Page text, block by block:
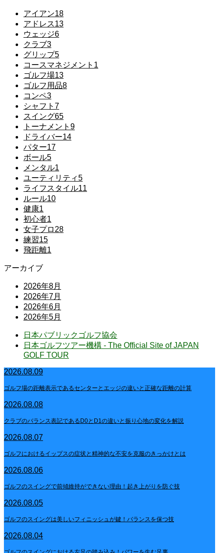
アイアン18
アドレス13
ウェッジ6
クラブ3
グリップ5
コースマネジメント 1
ゴルフ場13
ゴルフ用品8
コンペ3
シャフト 7
スイング65
トーナメント 9
ドライバー14
パター17
ボール5
メンタル1
ユーティリティ5
ライフスタイル11
ルール10
健康1
初心者1
女子プロ 28
練習15
飛距離1
アーカイブ
2026年8月
2026年7月
2026年6月
2026年5月
日本パブリックゴルフ協会
日本ゴルフツアー機構 - The Official Site of JAPAN
GOLF TOUR
2026.08.09
ゴルフ場の距離表示であるセンターとエッジの違いと正確な距離の計算
2026.08.08
クラブのバランス表記であるD0とD1の違いと振り心地の変化を解説
2026.08.07
ゴルフにおけるイップスの症状と精神的な不安を克服のきっかけとは
2026.08.06
ゴルフのスイングで前傾維持ができない理由！起き上がりを防ぐ技
2026.08.05
ゴルフのスイングは美しいフィニッシュが鍵！バランスを保つ技
2026.08.04